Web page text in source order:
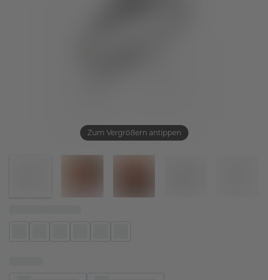
Zum Vergrößern antippen